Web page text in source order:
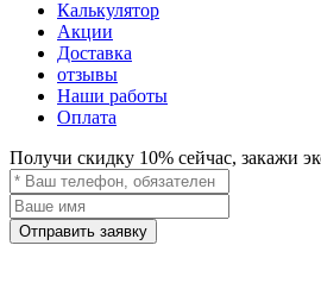
Калькулятор
Акции
Доставка
отзывы
Наши работы
Оплата
Получи скидку 10% сейчас, закажи
Отправить заявку